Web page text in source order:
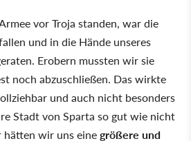
vor Troja standen, war die
und in die Hände unseres
Erobern mussten wir sie
noch abzuschließen. Das wirkte
und auch nicht besonders
Stadt von Sparta so gut wie nicht
wir uns einegrößere und